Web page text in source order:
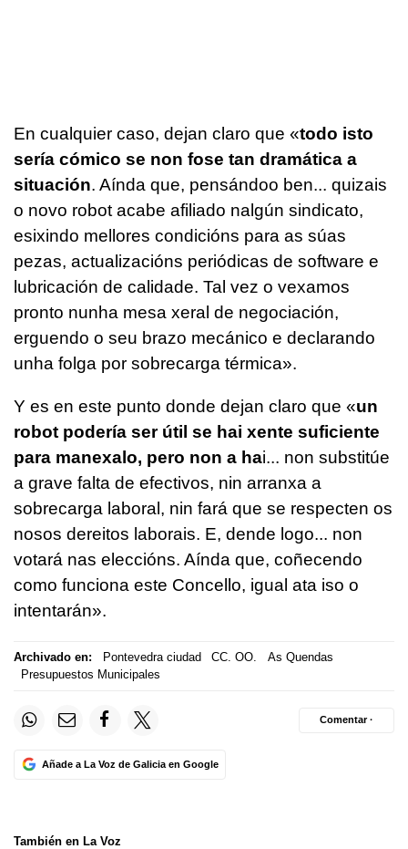
En cualquier caso, dejan claro que «todo isto
sería cómico se non fose tan dramática a
situación. Aínda que, pensándoo ben... quizais
o novo robot acabe afiliado nalgún sindicato,
esixindo mellores condicións para as súas
pezas, actualizacións periódicas de software e
lubricación de calidade. Tal vez o vexamos
pronto nunha mesa xeral de negociación,
erguendo o seu brazo mecánico e declarando
unha folga por sobrecarga térmica».
Y es en este punto donde dejan claro que «un
robot podería ser útil se hai xente suficiente
para manexalo, pero non a hai... non substitúe
a grave falta de efectivos, nin arranxa a
sobrecarga laboral, nin fará que se respecten os
nosos dereitos laborais. E, dende logo... non
votará nas eleccións. Aínda que, coñecendo
como funciona este Concello, igual ata iso o
intentarán».
Archivado en: Pontevedra ciudad CC. OO.
As Quendas
Presupuestos Municipales
Añade a La Voz de Galicia en Google
Comentar ·
También en La Voz